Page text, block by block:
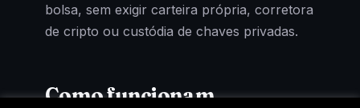
bolsa, sem exigir carteira própria, corretora
de cripto ou custódia de chaves privadas.
Como funcionam